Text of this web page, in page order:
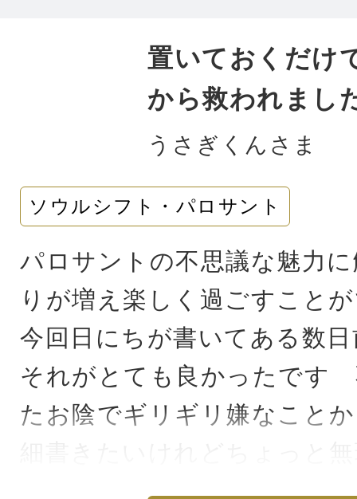
うございます。置いておくだけ
から救われまし
うさぎくんさま
ソウルシフト・パロサント
パロサントの不思議な魅力
りが増え楽しく過ごすこと
今回日にちが書いてある数
それがとても良かったです
たお陰でギリギリ嫌なこと
が ほんの5分の差で救われ